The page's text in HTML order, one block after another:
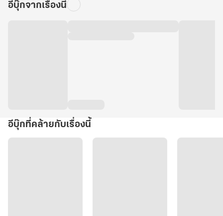
อีบุ๊กจากเรื่องนี้
อีบุ๊กที่คล้ายกับเรื่องนี้